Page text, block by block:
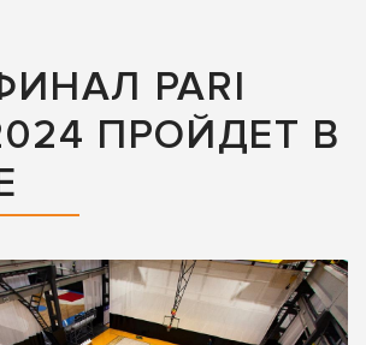
PARI
ПРОЙДЕТ В